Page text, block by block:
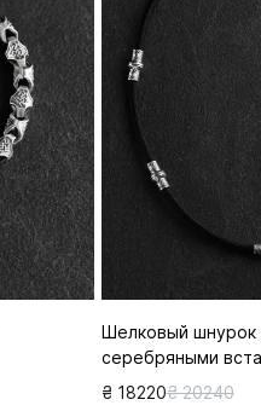
Шелковый шнурок
серебряными
₴ 18220₴ 20240